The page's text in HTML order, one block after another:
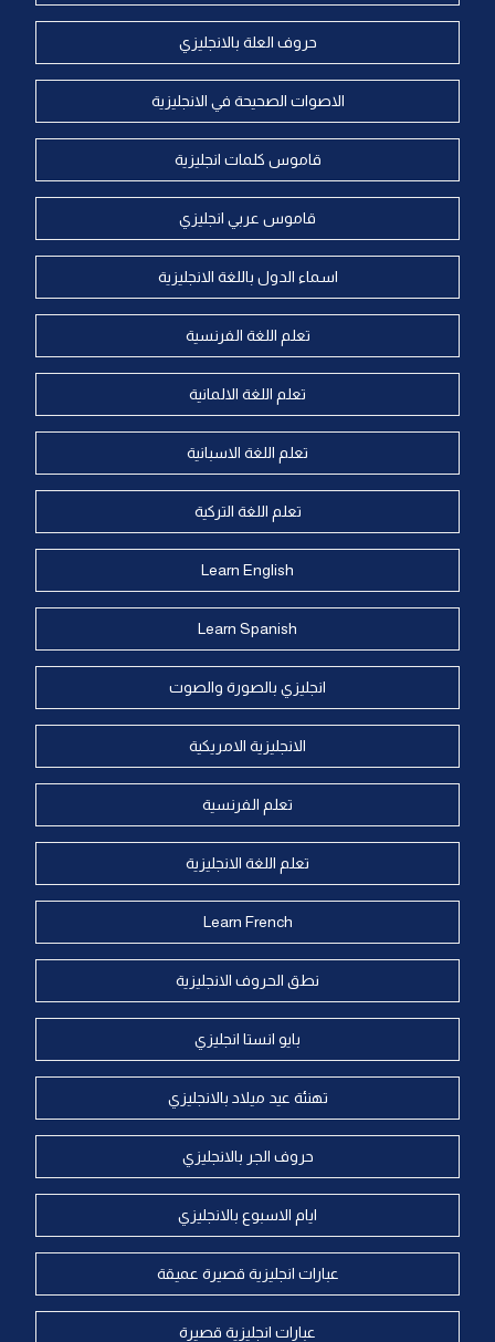
حروف العلة بالانجليزي
الاصوات الصحيحة في الانجليزية
قاموس كلمات انجليزية
قاموس عربي انجليزي
اسماء الدول باللغة الانجليزية
تعلم اللغة الفرنسية
تعلم اللغة الالمانية
تعلم اللغة الاسبانية
تعلم اللغة التركية
Learn English
Learn Spanish
انجليزي بالصورة والصوت
الانجليزية الامريكية
تعلم الفرنسية
تعلم اللغة الانجليزية
Learn French
نطق الحروف الانجليزية
بايو انستا انجليزي
تهنئة عيد ميلاد بالانجليزي
حروف الجر بالانجليزي
ايام الاسبوع بالانجليزي
عبارات انجليزية قصيرة عميقة
عبارات انجليزية قصيرة